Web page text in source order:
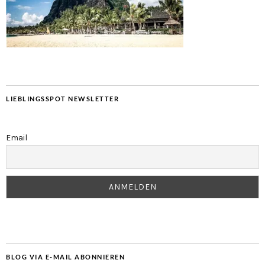
LIEBLINGSSPOT NEWSLETTER
Email
BLOG VIA E-MAIL ABONNIEREN